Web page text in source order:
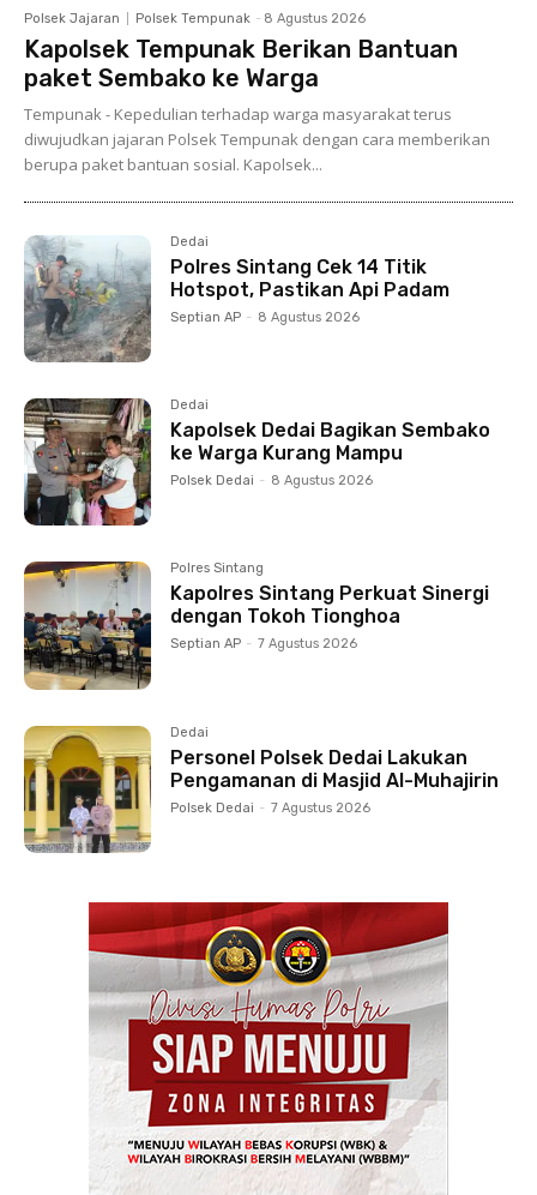
Polsek Jajaran Polsek Tempunak - 8 Agustus 2026
Kapolsek Tempunak Berikan Bantuan
paket Sembako ke Warga
Tempunak - Kepedulian terhadap warga masyarakat terus
diwujudkan jajaran Polsek Tempunak dengan cara memberikan
berupa paket bantuan sosial. Kapolsek...
Dedai
Polres Sintang Cek 14 Titik
Hotspot, Pastikan Api Padam
Septian AP - 8 Agustus 2026
Dedai
Kapolsek Dedai Bagikan Sembako
ke Warga Kurang Mampu
Polsek Dedai - 8 Agustus 2026
Polres Sintang
Kapolres Sintang Perkuat Sinergi
dengan Tokoh Tionghoa
Septian AP - 7 Agustus 2026
Dedai
Personel Polsek Dedai Lakukan
Pengamanan di Masjid Al-Muhajirin
Polsek Dedai - 7 Agustus 2026